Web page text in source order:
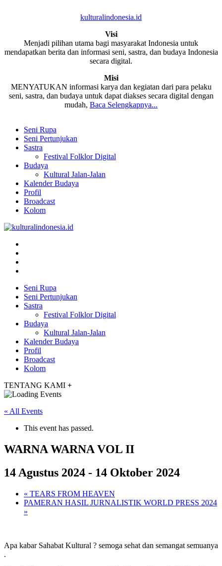
kulturalindonesia.id
Visi
Menjadi pilihan utama bagi masyarakat Indonesia untuk
mendapatkan berita dan informasi seni, sastra, dan budaya Indonesia
secara digital.
Misi
MENYATUKAN informasi karya dan kegiatan dari para pelaku
seni, sastra, dan budaya untuk dapat diakses secara digital dengan
mudah, Baca Selengkapnya...
Seni Rupa
Seni Pertunjukan
Sastra
Festival Folklor Digital
Budaya
Kultural Jalan-Jalan
Kalender Budaya
Profil
Broadcast
Kolom
Seni Rupa
Seni Pertunjukan
Sastra
Festival Folklor Digital
Budaya
Kultural Jalan-Jalan
Kalender Budaya
Profil
Broadcast
Kolom
TENTANG KAMI +
« All Events
This event has passed.
WARNA WARNA VOL II
14 Agustus 2024 - 14 Oktober 2024
« TEARS FROM HEAVEN
PAMERAN HASIL JURNALISTIK WORLD PRESS 2024
»
Apa kabar Sahabat Kultural ? semoga sehat dan semangat semuanya
.